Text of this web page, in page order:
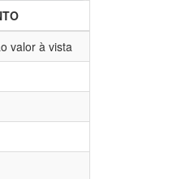
valor à vista